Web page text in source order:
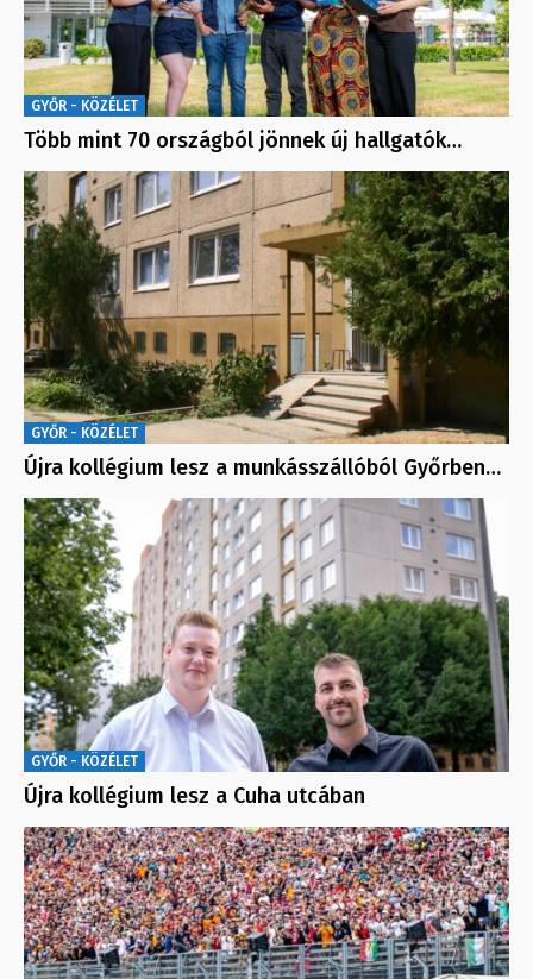
GYŐR - KÖZÉLET
Több mint 70 országból jönnek új hallgatók…
GYŐR - KÖZÉLET
Újra kollégium lesz a munkásszállóból Győrben…
GYŐR - KÖZÉLET
Újra kollégium lesz a Cuha utcában